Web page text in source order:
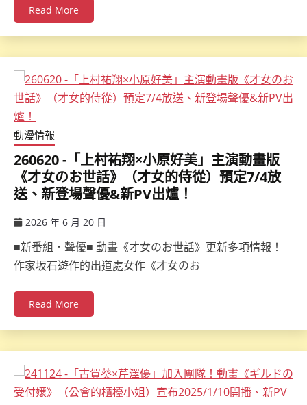
Read More
動漫情報
260620 -「上村祐翔×小原好美」主演動畫版
《才女のお世話》（才女的侍從）預定7/4放
送、新登場聲優&新PV出爐！
2026 年 6 月 20 日
■新番組．聲優■ 動畫《才女のお世話》更新多項情報！
作家坂石遊作的出道處女作《才女のお
Read More